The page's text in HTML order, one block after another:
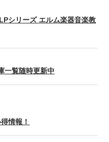
シリーズ エルム楽器音楽教
一覧随時更新中
情報！